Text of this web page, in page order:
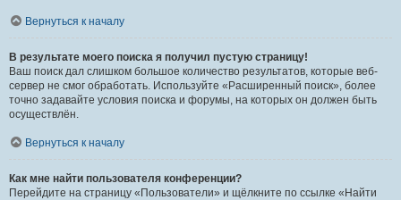
Вернуться к началу
В результате моего поиска я получил пустую страницу!
Ваш поиск дал слишком большое количество результатов, которые веб-
сервер не смог обработать. Используйте «Расширенный поиск», более
точно задавайте условия поиска и форумы, на которых он должен быть
осуществлён.
Вернуться к началу
Как мне найти пользователя конференции?
Перейдите на страницу «Пользователи» и щёлкните по ссылке «Найти